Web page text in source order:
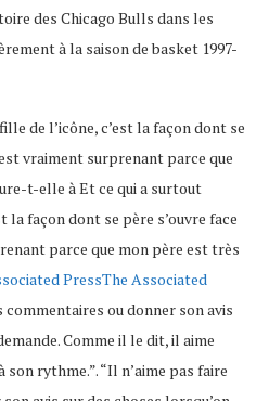
des Chicago Bulls dans les
à la saison de basket 1997-
de l’icône, c’est la façon dont se
vraiment surprenant parce que
t-elle à Et ce qui a surtout
la façon dont se père s’ouvre face
parce que mon père est très
PressThe Associated
commentaires ou donner son avis
Comme il le dit, il aime
rythme.”. “Il n’aime pas faire